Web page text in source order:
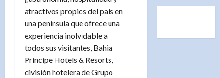
atractivos propios del país en
una península que ofrece una
experiencia inolvidable a
todos sus visitantes, Bahia
Principe Hotels & Resorts,
división hotelera de Grupo